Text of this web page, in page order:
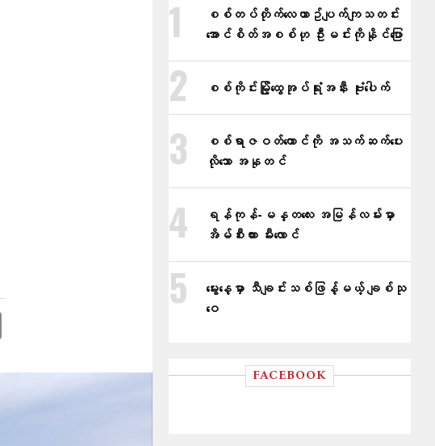
စစ်တပ်တိုက်​လေယာဥ်ပျက်ကျသတင်း
အောင်စိတ်အစစ်ဟု ဦးမင်းကိုနိုင်​ပြော
စစ်ကိုင်းမြို့ထွေအုပ်ရုံးအနီး ဗုံးပေါက်
စစ်ရာဇဝတ်ကောင်ကို အသက်ဆက်ပေး
လိုသော အနုတင်
ရန်ကုန်-မန္တလေး အမြန်လမ်းမှာ
အိမ်စီးကား မီးလောင်
မွေးနေ့မှာ သီချင်းသစ်ဖြန့်မယ့် ချစ်သု
ဝေ
FACEBOOK